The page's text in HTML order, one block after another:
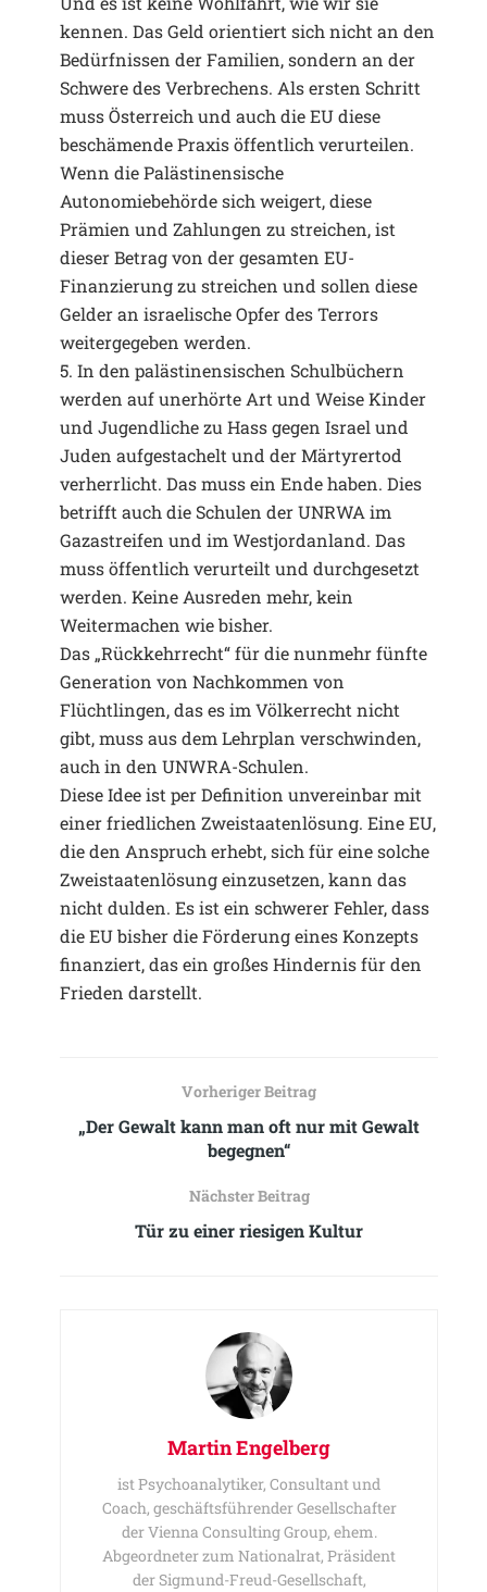
kennen. Das Geld orientiert sich nicht an den
Bedürfnissen der Familien, sondern an der
Schwere des Verbrechens. Als ersten Schritt
muss Österreich und auch die EU diese
beschämende Praxis öffentlich verurteilen.
Wenn die Palästinensische
Autonomiebehörde sich weigert, diese
Prämien und Zahlungen zu streichen, ist
dieser Betrag von der gesamten EU-
Finanzierung zu streichen und sollen diese
Gelder an israelische Opfer des Terrors
weitergegeben werden.
5. In den palästinensischen Schulbüchern
werden auf unerhörte Art und Weise Kinder
und Jugendliche zu Hass gegen Israel und
Juden aufgestachelt und der Märtyrertod
verherrlicht. Das muss ein Ende haben. Dies
betrifft auch die Schulen der UNRWA im
Gazastreifen und im Westjordanland. Das
muss öffentlich verurteilt und durchgesetzt
werden. Keine Ausreden mehr, kein
Weitermachen wie bisher.
Das „Rückkehrrecht“ für die nunmehr fünfte
Generation von Nachkommen von
Flüchtlingen, das es im Völkerrecht nicht
gibt, muss aus dem Lehrplan verschwinden,
auch in den UNWRA-Schulen.
Diese Idee ist per Definition unvereinbar mit
einer friedlichen Zweistaatenlösung. Eine EU,
die den Anspruch erhebt, sich für eine solche
Zweistaatenlösung einzusetzen, kann das
nicht dulden. Es ist ein schwerer Fehler, dass
die EU bisher die Förderung eines Konzepts
finanziert, das ein großes Hindernis für den
Frieden darstellt.
Vorheriger Beitrag
„Der Gewalt kann man oft nur mit Gewalt
begegnen“
Nächster Beitrag
Tür zu einer riesigen Kultur
Martin Engelberg
ist Psychoanalytiker, Consultant und
Coach, geschäftsführender Gesellschafter
der Vienna Consulting Group, ehem.
Abgeordneter zum Nationalrat, Präsident
der Sigmund-Freud-Gesellschaft,